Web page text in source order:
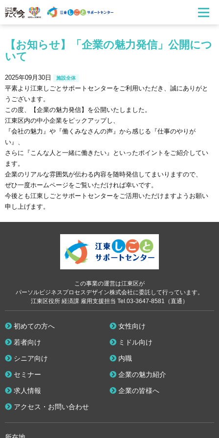
【お知らせ】「企業の魅力発信」公開につ
いて
2025年09月30日 施設全体
平素より江東しごとサポートセンターをご利用いただき、誠にありがと
うございます。
この度、【企業の魅力発信】を公開いたしました。
江東区内の中小企業をピックアップし、
『会社の魅力』や『働くみなさんの声』から感じる『仕事のやりが
い』、
さらに『こんな人と一緒に働きたい』といったポイントをご紹介してい
ます。
企業のリアルな雰囲気が伝わる内容を随時発信してまいりますので、
ぜひ一度ホームページをご覧いただければ幸いです。
今後とも江東しごとサポートセンターをご活用いただけますようお願い
申し上げます。
この事業の運営は江東区が
パーソルビジネスプロセスデザイン株式会社に委託して行っています。
江東区役所 経済課 雇用支援担当 Tel.03-3647-8581（直通）
初めての方へ 女性向け
若者向け ミドル向け
シニア向け 内職
セミナー 企業の魅力紹介
求人情報 企業の皆様へ
アクセス・お問い合わせ